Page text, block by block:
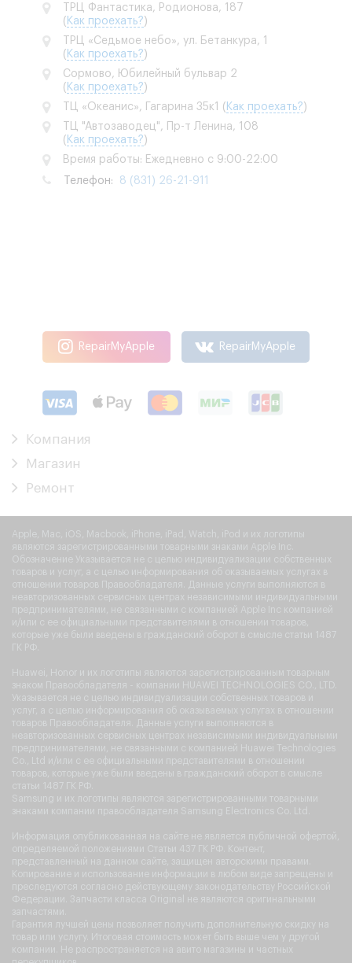
ТРЦ Фантастика, Родионова, 187
( Как проехать? )
ТРЦ «Седьмое небо», ул. Бетанкура, 1
( Как проехать? )
Сормово, Юбилейный бульвар 2
( Как проехать? )
ТЦ «Океанис», Гагарина 35к1
( Как проехать? )
ТЦ "Автозаводец", Пр-т Ленина, 108
( Как проехать? )
Время работы: Ежедневно с 9:00-22:00
Телефон: 8 (831) 26-21-911
RepairMyApple RepairMyApple
Компания
Магазин
Ремонт
Apple, Mac, iOS, Macbook, iPhone, iPad, Watch, iPod и их логотипы
являются зарегистрированными товарными знаками Apple Inc.
Обозначение Указывается не с целью индивидуализации собственных
товаров и услуг, а с целью информирования об оказываемых услугах в
отношении товаров Правообладателя. Данные услуги выполняются в
неавторизованных сервисных центрах независимыми индивидуальными
предпринимателями, не связанными с компанией Apple Inc компанией
и/или с ее официальными представителями в отношении товаров,
которые уже были введены в гражданский оборот в смысле статьи 1487
ГК РФ.
Huawei, Honor и их логотипы являются зарегистрированным товарным
знаком Правообладателя - компании HUAWEI TECHNOLOGIES CO., LTD.
Указывается не с целью индивидуализации собственных товаров и
услуг, а с целью информирования об оказываемых услугах в отношении
товаров Правообладателя. Данные услуги выполняются в
неавторизованных сервисных центрах независимыми индивидуальными
предпринимателями, не связанными с компанией Huawei Technologies
Co., Ltd и/или с ее официальными представителями в отношении
товаров, которые уже были введены в гражданский оборот в смысле
статьи 1487 ГК РФ.
Samsung и их логотипы являются зарегистрированными товарными
знаками компании правообладателя Samsung Electronics Co. Ltd.
Информация опубликованная на сайте не является публичной офертой,
определяемой положениями Статьи 437 ГК РФ. Контент,
представленный на данном сайте, защищен авторскими правами.
Копирование и использование информации в любом виде запрещены и
преследуются согласно действующему законодательству Российской
Федерации. Запчасти класса Original не являются оригинальными
запчастями.
Гарантия лучшей цены позволяет получить дополнительную скидку на
товар или услугу. Итоговая стоимость может быть выше чем у другой
компании. Не распространяется на авито магазины и частных